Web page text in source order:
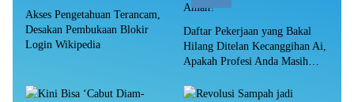
Akses Pengetahuan Terancam,
Desakan Pembukaan Blokir
Login Wikipedia
Daftar Pekerjaan yang Bakal
Hilang Ditelan Kecanggihan Ai,
Apakah Profesi Anda Masih